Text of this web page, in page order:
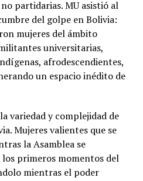
partidarias. MU asistió al
del golpe en Bolivia:
mujeres del ámbito
universitarias,
afrodescendientes,
un espacio inédito de
variedad y complejidad de
Mujeres valientes que se
la Asamblea se
primeros momentos del
mientras el poder